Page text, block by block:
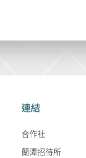
連結
合作社
蘭潭招待所